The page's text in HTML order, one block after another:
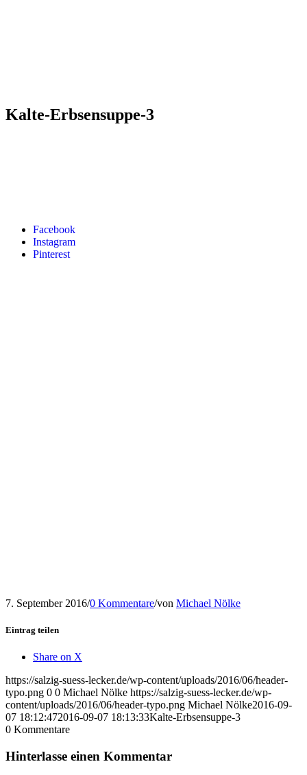
Facebook
Instagram
Pinterest
Kalte-Erbsensuppe-3
7. September 2016/0 Kommentare/von Michael Nölke
Eintrag teilen
Share on X
https://salzig-suess-lecker.de/wp-content/uploads/2016/06/header-
typo.png 0 0 Michael Nölke https://salzig-suess-lecker.de/wp-
content/uploads/2016/06/header-typo.png Michael Nölke2016-09-
07 18:12:472016-09-07 18:13:33Kalte-Erbsensuppe-3
0 Kommentare
Hinterlasse einen Kommentar